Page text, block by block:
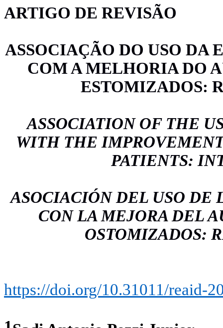
ARTIGO DE REVISÃO
ASSOCIAÇÃO DO USO DA
COM A MELHORIA DO
ESTOMIZADOS:
ASSOCIATION OF THE
WITH THE
PATIENTS:
ASOCIACIÓN DEL USO DE
CON LA MEJORA DEL
OSTOMIZADOS:
https://doi.org/10.31011/reaid-